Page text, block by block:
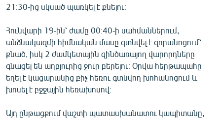
21։30-ից սկսած պառկել է քնելու։
Հունվարի 19-ին՝ ժամը 00։40-ի սահմաններում,
անձնակազմի հիմնական մասը գտնվել է զորանոցում՝
քնած, իսկ 2 ժամկետային զինծառայող վարորդները
գնացել են աղբյուրից ջուր բերելու։ Օրվա հերթապահը
եղել է կացարանից քիչ հեռու գտնվող խոհանոցում և
խոսել է բջջային հեռախոսով։
Այդ ընթացքում վաշտի պատասխանատու կապիտանը,